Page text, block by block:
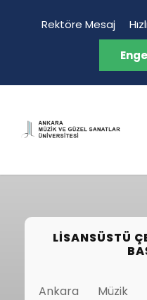
Rektöre Mesaj
LISANSÜSTÜ
Ankara Müzik